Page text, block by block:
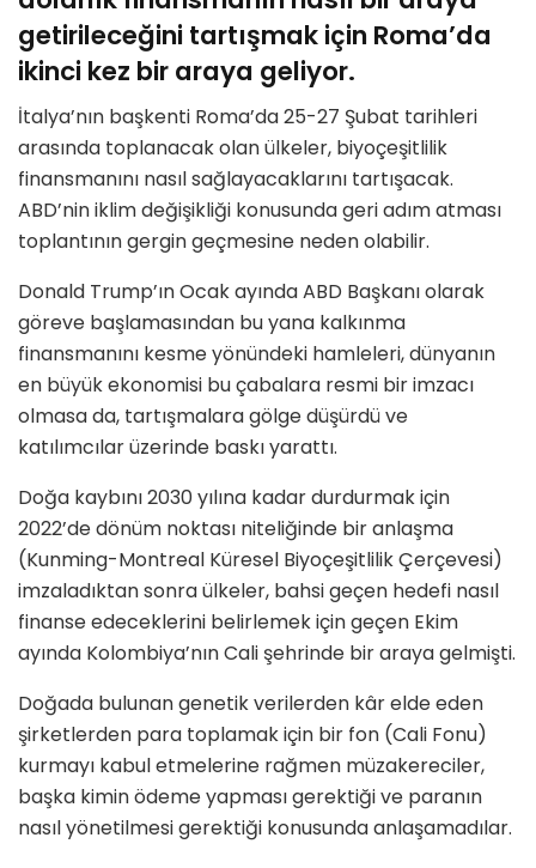
getirileceğini tartışmak için Roma’da
ikinci kez bir araya geliyor.
İtalya’nın başkenti Roma’da 25-27 Şubat tarihleri
arasında toplanacak olan ülkeler, biyoçeşitlilik
finansmanını nasıl sağlayacaklarını tartışacak.
ABD’nin iklim değişikliği konusunda geri adım atması
toplantının gergin geçmesine neden olabilir.
Donald Trump’ın Ocak ayında ABD Başkanı olarak
göreve başlamasından bu yana kalkınma
finansmanını kesme yönündeki hamleleri, dünyanın
en büyük ekonomisi bu çabalara resmi bir imzacı
olmasa da, tartışmalara gölge düşürdü ve
katılımcılar üzerinde baskı yarattı.
Doğa kaybını 2030 yılına kadar durdurmak için
2022’de dönüm noktası niteliğinde bir anlaşma
(Kunming-Montreal Küresel Biyoçeşitlilik Çerçevesi)
imzaladıktan sonra ülkeler, bahsi geçen hedefi nasıl
finanse edeceklerini belirlemek için geçen Ekim
ayında Kolombiya’nın Cali şehrinde bir araya gelmişti.
Doğada bulunan genetik verilerden kâr elde eden
şirketlerden para toplamak için bir fon (Cali Fonu)
kurmayı kabul etmelerine rağmen müzakereciler,
başka kimin ödeme yapması gerektiği ve paranın
nasıl yönetilmesi gerektiği konusunda anlaşamadılar.